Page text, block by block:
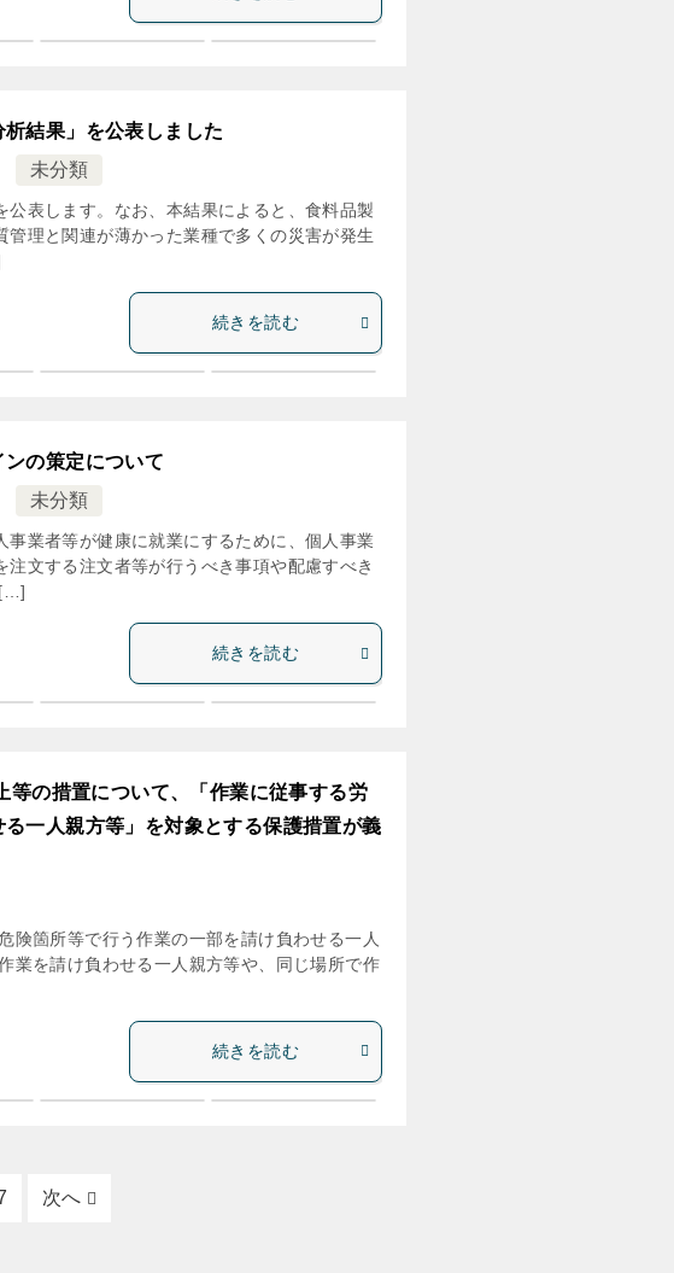
析結果」を公表しました
未分類
表します。なお、本結果によると、食料品製
理と関連が薄かった業種で多くの災害が発生
続きを読む
の策定について
未分類
業者等が健康に就業にするために、個人事業
文する注文者等が行うべき事項や配慮すべき
[…]
続きを読む
の措置について、「作業に従事する労
一人親方等」を対象とする保護措置が義
険箇所等で行う作業の一部を請け負わせる一人
業を請け負わせる一人親方等や、同じ場所で作
続きを読む
次へ